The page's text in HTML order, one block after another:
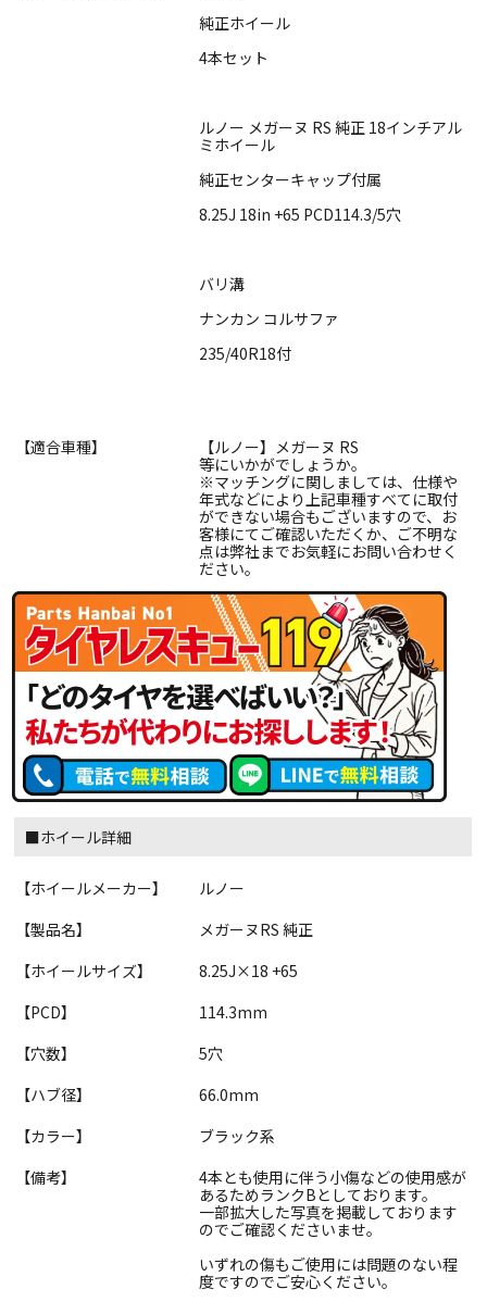
純正ホイール
4本セット
ルノー メガーヌ RS 純正 18インチアル
ミホイール
純正センターキャップ付属
8.25J 18in +65 PCD114.3/5穴
バリ溝
ナンカン コルサファ
235/40R18付
【適合車種】
【ルノー】メガーヌ RS
等にいかがでしょうか。
※マッチングに関しましては、仕様や
年式などにより上記車種すべてに取付
ができない場合もございますので、お
客様にてご確認いただくか、ご不明な
点は弊社までお気軽にお問い合わせく
ださい。
■ホイール詳細
【ホイールメーカー】
ルノー
【製品名】
メガーヌRS 純正
【ホイールサイズ】
8.25J×18 +65
【PCD】
114.3mm
【穴数】
5穴
【ハブ径】
66.0mm
【カラー】
ブラック系
【備考】
4本とも使用に伴う小傷などの使用感が
あるためランクBとしております。
一部拡大した写真を掲載しております
のでご確認くださいませ。
いずれの傷もご使用には問題のない程
度ですのでご安心ください。